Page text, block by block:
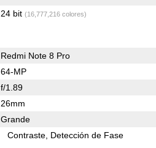
24 bit (16,777,216 colores)
Redmi Note 8 Pro
64-MP
f/1.89
26mm
Grande
Contraste Detección de Fase